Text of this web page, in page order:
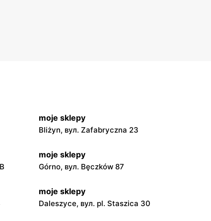
moje sklepy
Bliżyn, вул. Zafabryczna 23
moje sklepy
Górno, вул. Bęczków 87
moje sklepy
Daleszyce, вул. pl. Staszica 30